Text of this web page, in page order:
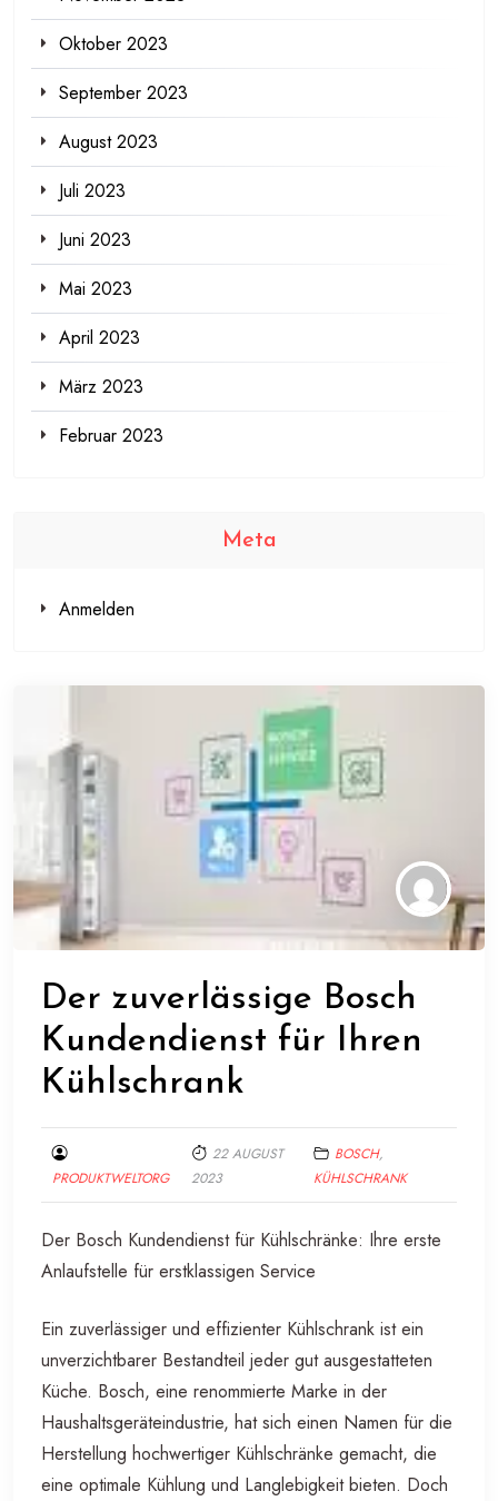
Der zuverlässige Bosch
Kundendienst für Ihren
Kühlschrank
PRODUKTWELTORG
22 AUGUST
2023
BOSCH,
KÜHLSCHRANK
Der Bosch Kundendienst für Kühlschränke: Ihre erste
Anlaufstelle für erstklassigen Service
Ein zuverlässiger und effizienter Kühlschrank ist ein
unverzichtbarer Bestandteil jeder gut ausgestatteten
Küche. Bosch, eine renommierte Marke in der
Haushaltsgeräteindustrie, hat sich einen Namen für die
Herstellung hochwertiger Kühlschränke gemacht, die
eine optimale Kühlung und Langlebigkeit bieten. Doch
Oktober 2023
September 2023
August 2023
Juli 2023
Juni 2023
Mai 2023
April 2023
März 2023
Februar 2023
Meta
Anmelden